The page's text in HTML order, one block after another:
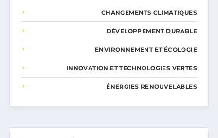
CHANGEMENTS CLIMATIQUES
DÉVELOPPEMENT DURABLE
ENVIRONNEMENT ET ÉCOLOGIE
INNOVATION ET TECHNOLOGIES VERTES
ÉNERGIES RENOUVELABLES